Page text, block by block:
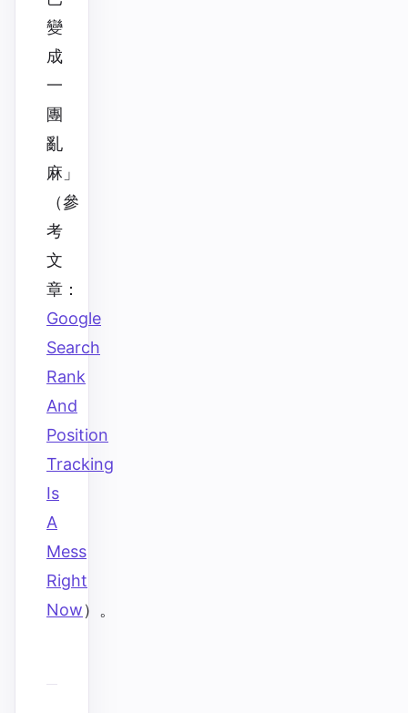
變
成
一
團
亂
麻」
（參
考
文
章：
Google
Search
Rank
And
Position
Tracking
Is
A
Mess
Right
Now）。